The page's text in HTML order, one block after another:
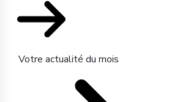
Votre actualité du mois